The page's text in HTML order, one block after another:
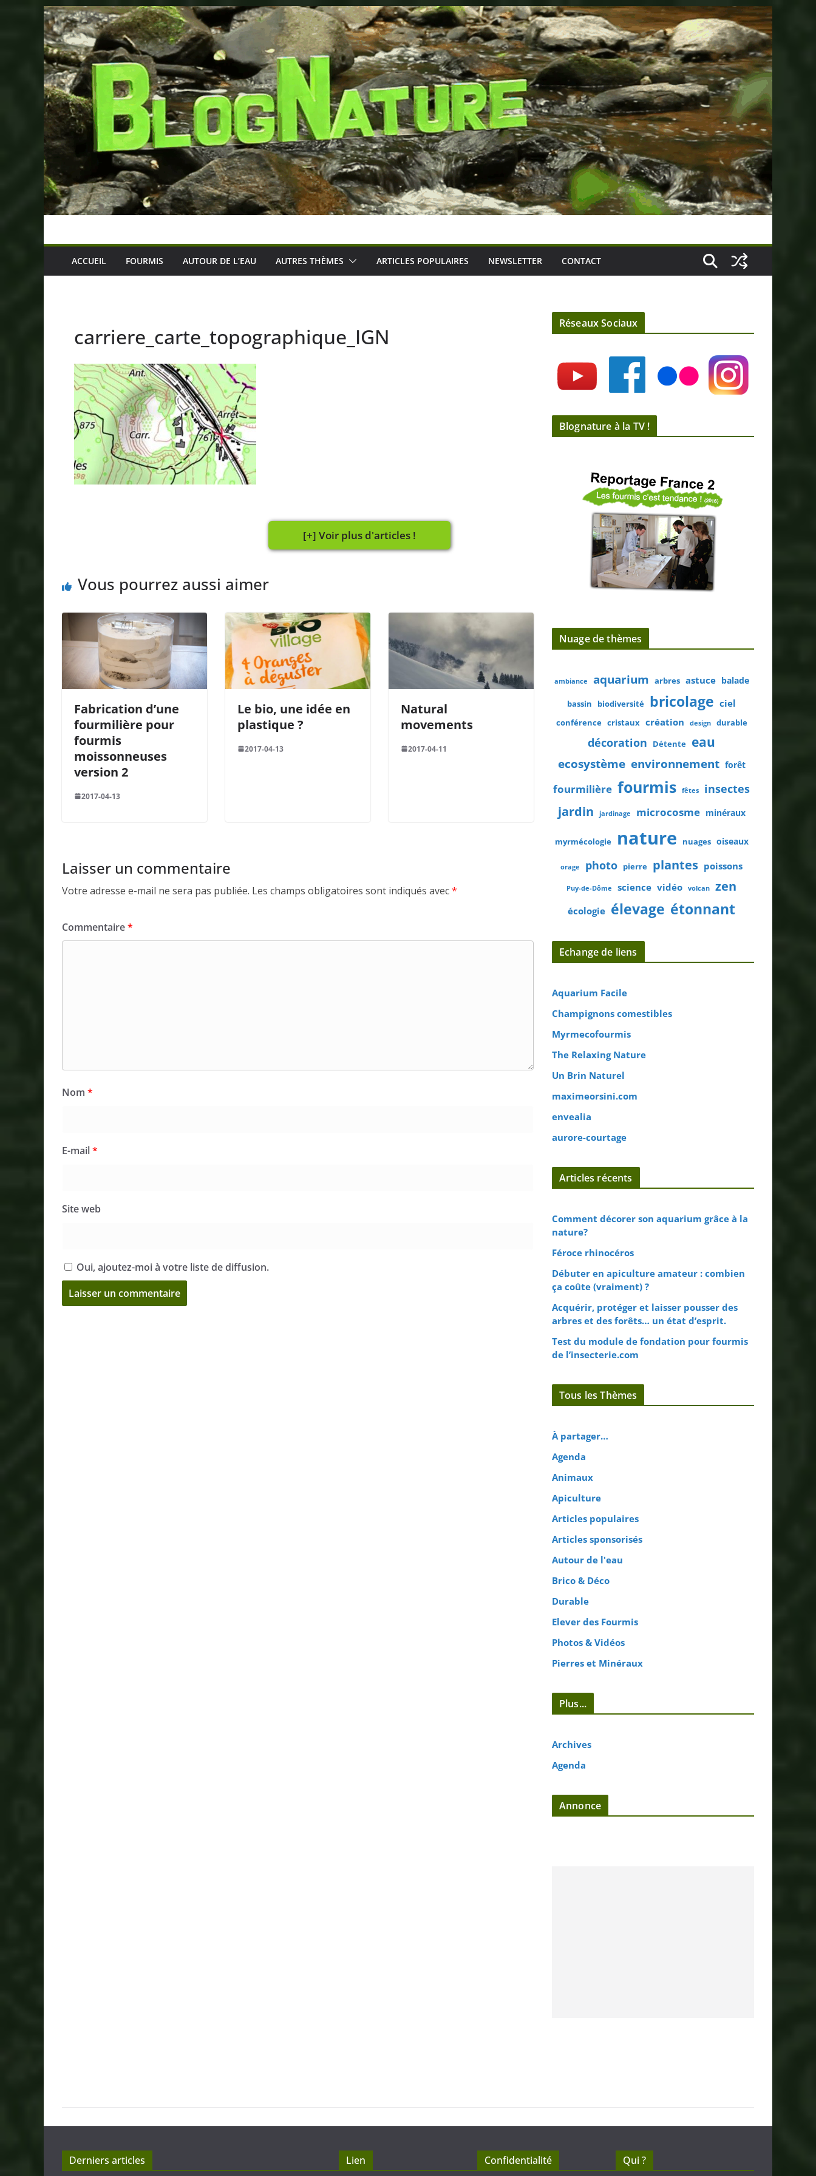
Passer
au
contenu
ACCUEIL FOURMIS AUTOUR DE L’EAU AUTRES THÈMES ARTICLES POPULAIRES NEWSLETTER CONTACT
carriere_carte_topographique_IGN
Vous pourrez aussi aimer
Fabrication d’une
fourmilière pour
fourmis
moissonneuses
version 2
2017-04-13
Le bio, une idée en
plastique ?
2017-04-13
Natural
movements
2017-04-11
Laisser un commentaire
Votre adresse e-mail ne sera pas publiée. Les champs obligatoires sont indiqués avec*
Commentaire*
Nom *
E-mail*
Site web
Oui, ajoutez-moi à votre liste de diffusion.
Réseaux Sociaux
Blognature à la TV !
Nuage de thèmes
ambiance aquarium arbres astuce balade
bassin biodiversité bricolage ciel
conférence cristaux création design durable
décoration Détente eau
ecosystème environnement forêt
fourmilière fourmis fêtes insectes
jardin jardinage microcosme minéraux
myrmécologie nature nuages oiseaux
orage photo pierre plantes poissons
Puy-de-Dôme science vidéo volcan zen
écologie élevage étonnant
Echange de liens
Aquarium Facile
Champignons comestibles
Myrmecofourmis
The Relaxing Nature
Un Brin Naturel
maximeorsini.com
envealia
aurore-courtage
Articles récents
Comment décorer son aquarium grâce à la
nature?
Féroce rhinocéros
Débuter en apiculture amateur : combien
ça coûte (vraiment) ?
Acquérir, protéger et laisser pousser des
arbres et des forêts… un état d’esprit.
Test du module de fondation pour fourmis
de l’insecterie.com
Tous les Thèmes
À partager…
Agenda
Animaux
Apiculture
Articles populaires
Articles sponsorisés
Autour de l'eau
Brico & Déco
Durable
Elever des Fourmis
Photos & Vidéos
Pierres et Minéraux
Plus...
Archives
Agenda
Annonce
Derniers articles Lien Confidentialité Qui ?